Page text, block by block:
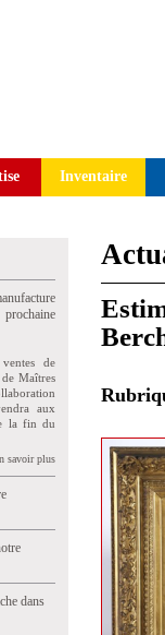
Inventaire
de
Maîtres
aux
la fin du
savoir plus
dans